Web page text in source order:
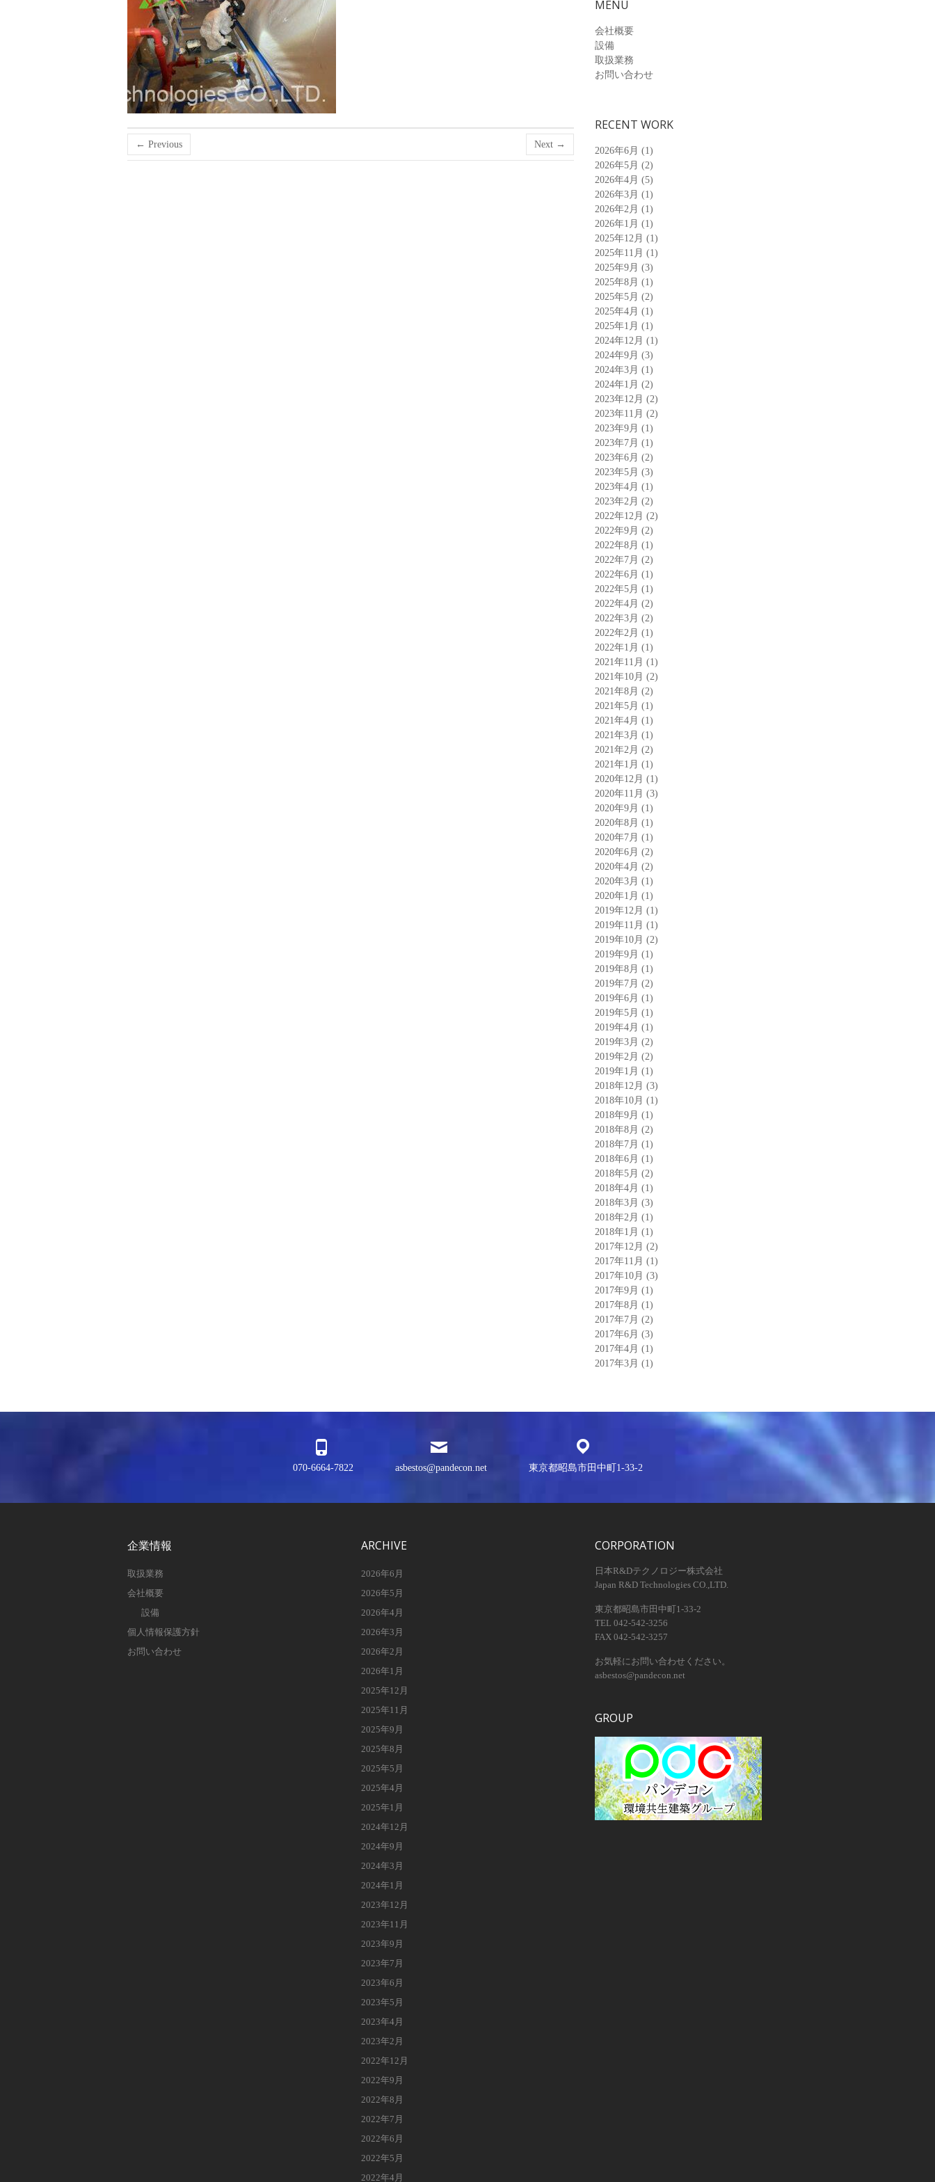
← Previous Next →
MENU
会社概要
設備
取扱業務
お問い合わせ
RECENT WORK
2026年6月 (1)
2026年5月 (2)
2026年4月 (5)
2026年3月 (1)
2026年2月 (1)
2026年1月 (1)
2025年12月 (1)
2025年11月 (1)
2025年9月 (3)
2025年8月 (1)
2025年5月 (2)
2025年4月 (1)
2025年1月 (1)
2024年12月 (1)
2024年9月 (3)
2024年3月 (1)
2024年1月 (2)
2023年12月 (2)
2023年11月 (2)
2023年9月 (1)
2023年7月 (1)
2023年6月 (2)
2023年5月 (3)
2023年4月 (1)
2023年2月 (2)
2022年12月 (2)
2022年9月 (2)
2022年8月 (1)
2022年7月 (2)
2022年6月 (1)
2022年5月 (1)
2022年4月 (2)
2022年3月 (2)
2022年2月 (1)
2022年1月 (1)
2021年11月 (1)
2021年10月 (2)
2021年8月 (2)
2021年5月 (1)
2021年4月 (1)
2021年3月 (1)
2021年2月 (2)
2021年1月 (1)
2020年12月 (1)
2020年11月 (3)
2020年9月 (1)
2020年8月 (1)
2020年7月 (1)
2020年6月 (2)
2020年4月 (2)
2020年3月 (1)
2020年1月 (1)
2019年12月 (1)
2019年11月 (1)
2019年10月 (2)
2019年9月 (1)
2019年8月 (1)
2019年7月 (2)
2019年6月 (1)
2019年5月 (1)
2019年4月 (1)
2019年3月 (2)
2019年2月 (2)
2019年1月 (1)
2018年12月 (3)
2018年10月 (1)
2018年9月 (1)
2018年8月 (2)
2018年7月 (1)
2018年6月 (1)
2018年5月 (2)
2018年4月 (1)
2018年3月 (3)
2018年2月 (1)
2018年1月 (1)
2017年12月 (2)
2017年11月 (1)
2017年10月 (3)
2017年9月 (1)
2017年8月 (1)
2017年7月 (2)
2017年6月 (3)
2017年4月 (1)
2017年3月 (1)
070-6664-7822 asbestos@pandecon.net 東京都昭島市田中町1-33-2
企業情報
取扱業務
会社概要
設備
個人情報保護方針
お問い合わせ
ARCHIVE
2026年6月
2026年5月
2026年4月
2026年3月
2026年2月
2026年1月
2025年12月
2025年11月
2025年9月
2025年8月
2025年5月
2025年4月
2025年1月
2024年12月
2024年9月
2024年3月
2024年1月
2023年12月
2023年11月
2023年9月
2023年7月
2023年6月
2023年5月
2023年4月
2023年2月
2022年12月
2022年9月
2022年8月
2022年7月
2022年6月
2022年5月
2022年4月
CORPORATION
日本R&Dテクノロジー株式会社
Japan R&D Technologies CO.,LTD.
東京都昭島市田中町1-33-2
TEL 042-542-3256
FAX 042-542-3257
お気軽にお問い合わせください。
asbestos@pandecon.net
GROUP